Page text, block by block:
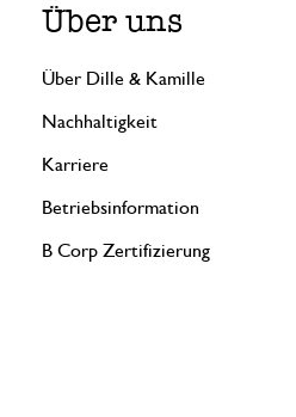
Über uns
Über Dille & Kamille
Nachhaltigkeit
Karriere
Betriebsinformation
B Corp Zertifizierung